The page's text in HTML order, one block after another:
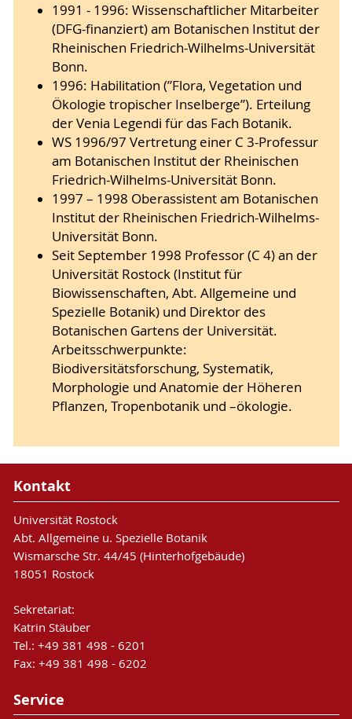
1991 - 1996: Wissenschaftlicher Mitarbeiter
(DFG-finanziert) am Botanischen Institut der
Rheinischen Friedrich-Wilhelms-Universität
Bonn.
1996: Habilitation (”Flora, Vegetation und
Ökologie tropischer Inselberge”). Erteilung
der Venia Legendi für das Fach Botanik.
WS 1996/97 Vertretung einer C 3-Professur
am Botanischen Institut der Rheinischen
Friedrich-Wilhelms-Universität Bonn.
1997 – 1998 Oberassistent am Botanischen
Institut der Rheinischen Friedrich-Wilhelms-
Universität Bonn.
Seit September 1998 Professor (C 4) an der
Universität Rostock (Institut für
Biowissenschaften, Abt. Allgemeine und
Spezielle Botanik) und Direktor des
Botanischen Gartens der Universität.
Arbeitsschwerpunkte:
Biodiversitätsforschung, Systematik,
Morphologie und Anatomie der Höheren
Pflanzen, Tropenbotanik und –ökologie.
Kontakt
Universität Rostock
Abt. Allgemeine u. Spezielle Botanik
Wismarsche Str. 44/45 (Hinterhofgebäude)
18051 Rostock
Sekretariat:
Katrin Stäuber
Tel.: +49 381 498 - 6201
Fax: +49 381 498 - 6202
Service